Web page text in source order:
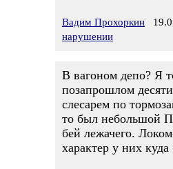
Вадим Прохоркин
нарушении
В вагоном депо? Я
позапрошлом
слесарем по
то был небольшой
бей лежачего.
характер у них